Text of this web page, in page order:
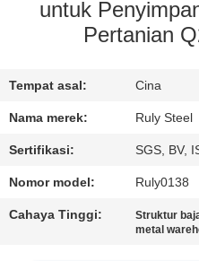
PABRIK
KONTROL
KUALITAS
untuk
Pertanian
Tempat asal: Cina
Nama merek: Ruly Steel
Sertifikasi: SGS, BV,
Nomor model: Ruly0138
Cahaya Tinggi: Struktur
metal